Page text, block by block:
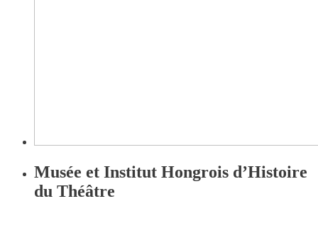
Musée et Institut Hongrois d’Histoire
du Théâtre